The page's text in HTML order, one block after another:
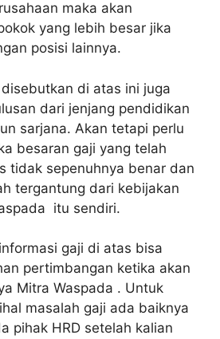
maka akan
yang lebih besar jika
posisi lainnya.
di atas ini juga
dari jenjang pendidikan
sarjana. Akan tetapi perlu
besaran gaji yang telah
tidak sepenuhnya benar dan
tergantung dari kebijakan
itu sendiri.
gaji di atas bisa
pertimbangan ketika akan
Mitra Waspada . Untuk
masalah gaji ada baiknya
pihak HRD setelah kalian